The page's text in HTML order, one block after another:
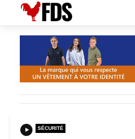
SÉCURITÉ